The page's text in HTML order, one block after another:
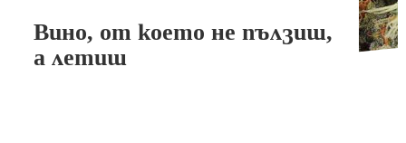
Вино, от което не пълзиш,
а летиш